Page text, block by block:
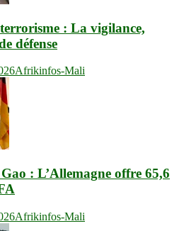
: La vigilance,
défense
Afrikinfos-Mali
: L’Allemagne offre 65,6
Afrikinfos-Mali